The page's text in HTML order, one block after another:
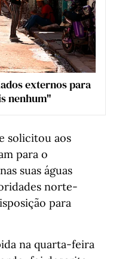
externos para
nenhum"
solicitou aos
para o
suas águas
norte-
para
na quarta-feira